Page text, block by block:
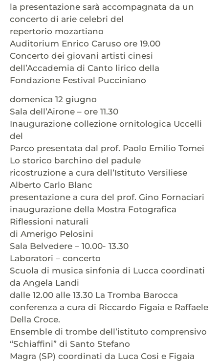
la presentazione sarà accompagnata da un
concerto di arie celebri del
repertorio mozartiano
Auditorium Enrico Caruso ore 19.00
Concerto dei giovani artisti cinesi
dell’Accademia di Canto lirico della
Fondazione Festival Pucciniano
domenica 12 giugno
Sala dell’Airone – ore 11.30
Inaugurazione collezione ornitologica Uccelli
del
Parco presentata dal prof. Paolo Emilio Tomei
Lo storico barchino del padule
ricostruzione a cura dell’Istituto Versiliese
Alberto Carlo Blanc
presentazione a cura del prof. Gino Fornaciari
inaugurazione della Mostra Fotografica
Riflessioni naturali
di Amerigo Pelosini
Sala Belvedere – 10.00- 13.30
Laboratori – concerto
Scuola di musica sinfonia di Lucca coordinati
da Angela Landi
dalle 12.00 alle 13.30 La Tromba Barocca
conferenza a cura di Riccardo Figaia e Raffaele
Della Croce.
Ensemble di trombe dell’istituto comprensivo
“Schiaffini” di Santo Stefano
Magra (SP) coordinati da Luca Cosi e Figaia